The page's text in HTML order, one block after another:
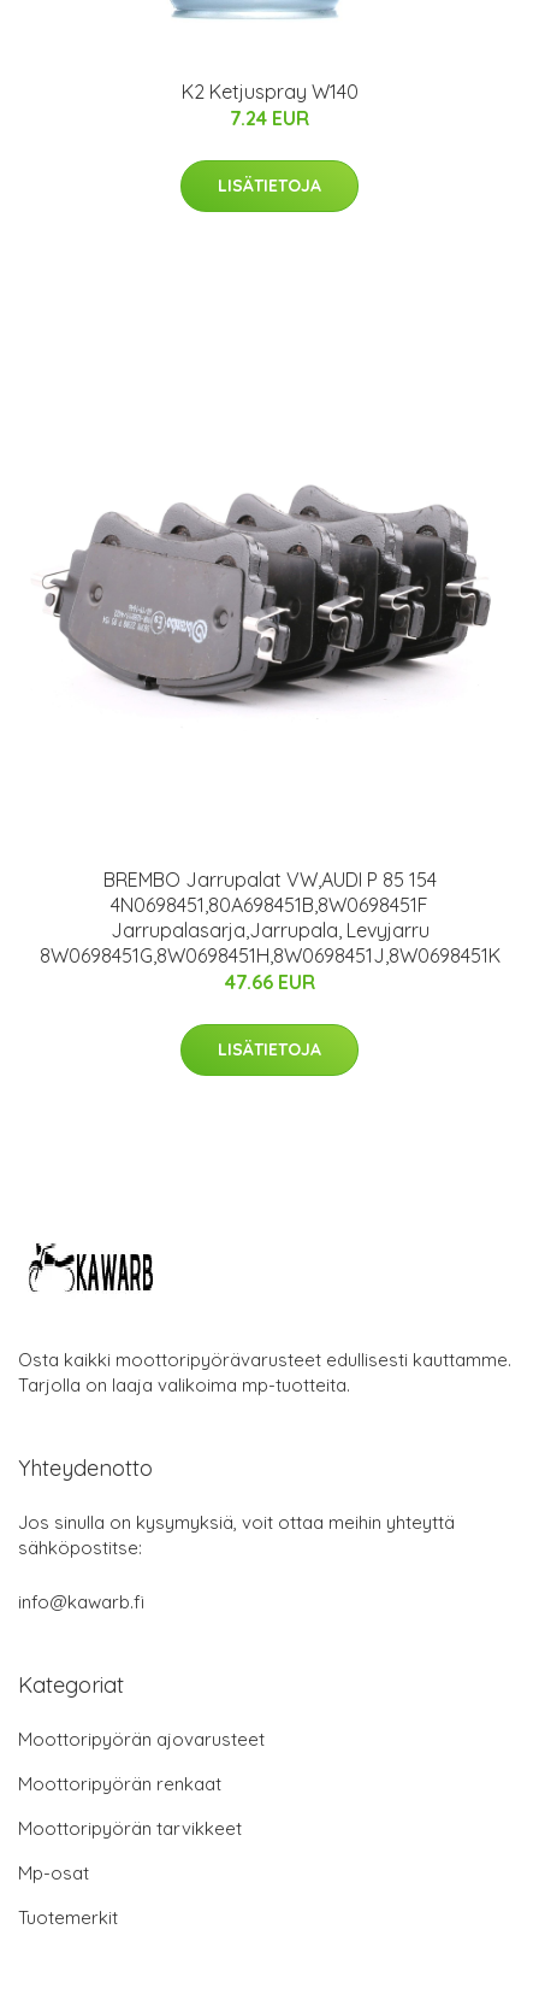
K2 Ketjuspray W140
7.24 EUR
LISÄTIETOJA
BREMBO Jarrupalat VW,AUDI P 85 154
4N0698451,80A698451B,8W0698451F
Jarrupalasarja,Jarrupala, Levyjarru
8W0698451G,8W0698451H,8W0698451J,8W0698451K
47.66 EUR
LISÄTIETOJA
Osta kaikki moottoripyörävarusteet edullisesti kauttamme.
Tarjolla on laaja valikoima mp-tuotteita.
Yhteydenotto
Jos sinulla on kysymyksiä, voit ottaa meihin yhteyttä
sähköpostitse:
info@kawarb.fi
Kategoriat
Moottoripyörän ajovarusteet
Moottoripyörän renkaat
Moottoripyörän tarvikkeet
Mp-osat
Tuotemerkit